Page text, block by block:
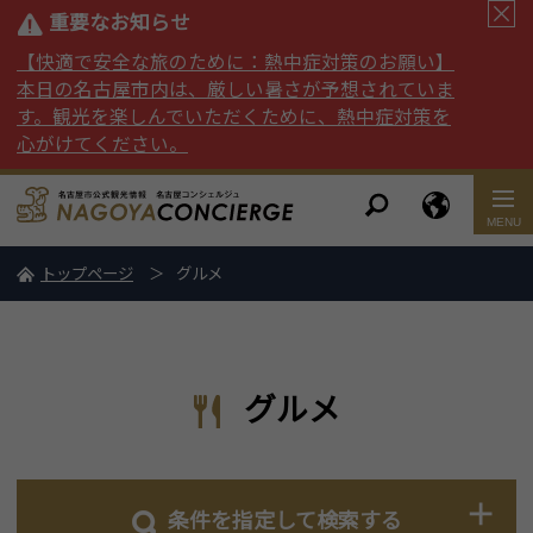
重要なお知らせ
【快適で安全な旅のために：熱中症対策のお願い】
本日の名古屋市内は、厳しい暑さが予想されていま
す。観光を楽しんでいただくために、熱中症対策を
心がけてください。
トップページ グルメ
グルメ
条件を指定して検索する